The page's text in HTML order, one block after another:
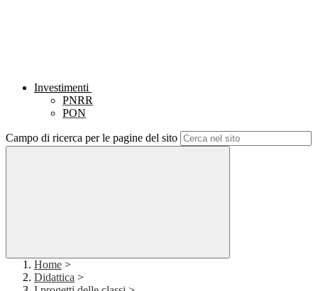
Investimenti
PNRR
PON
Campo di ricerca per le pagine del sito
Home >
Didattica >